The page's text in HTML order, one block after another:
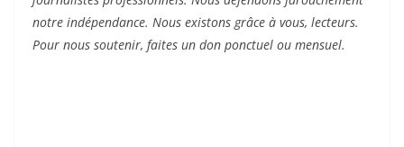
notre indépendance. Nous existons grâce à vous, lecteurs.
Pour nous soutenir, faites un don ponctuel ou mensuel.